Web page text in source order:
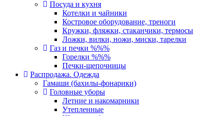
Посуда и кухня
Котелки и чайники
Костровое оборудование, треноги
Кружки, фляжки, стаканчики, термосы
Ложки, вилки, ножи, миски, тарелки
Газ и печки %%%
Горелки %%%
Печки-щепочницы
Распродажа. Одежда
Гамаши (бахилы-фонарики)
Головные уборы
Летние и накомарники
Утепленные